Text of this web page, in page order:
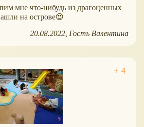
мне что-нибудь из драгоценных
на острове😍
20.08.2022 Гость Валентина